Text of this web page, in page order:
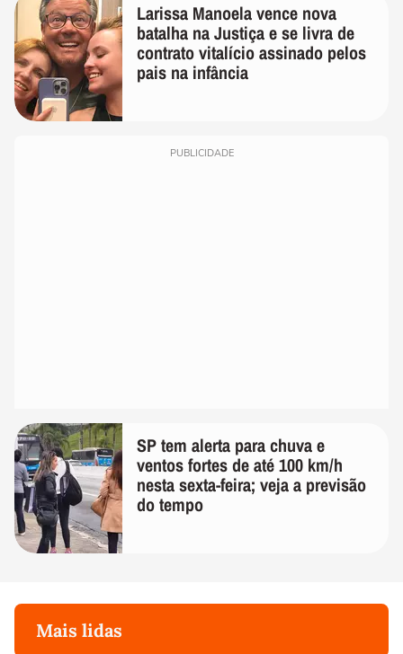
Larissa Manoela vence nova
batalha na Justiça e se livra de
contrato vitalício assinado pelos
pais na infância
PUBLICIDADE
SP tem alerta para chuva e
ventos fortes de até 100 km/h
nesta sexta-feira; veja a previsão
do tempo
Mais lidas